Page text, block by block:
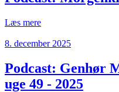
Læs mere
8. december 2025
Podcast: Genhør
uge 49 - 2025